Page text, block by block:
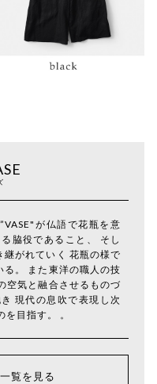
が仏語で花瓶を意
脇役であること、 そし
がれていく 花瓶の様で
。 また東洋の職人の技
空気と融合させるものづ
現代の息吹で表現し次
目指す。 。
覧を見る